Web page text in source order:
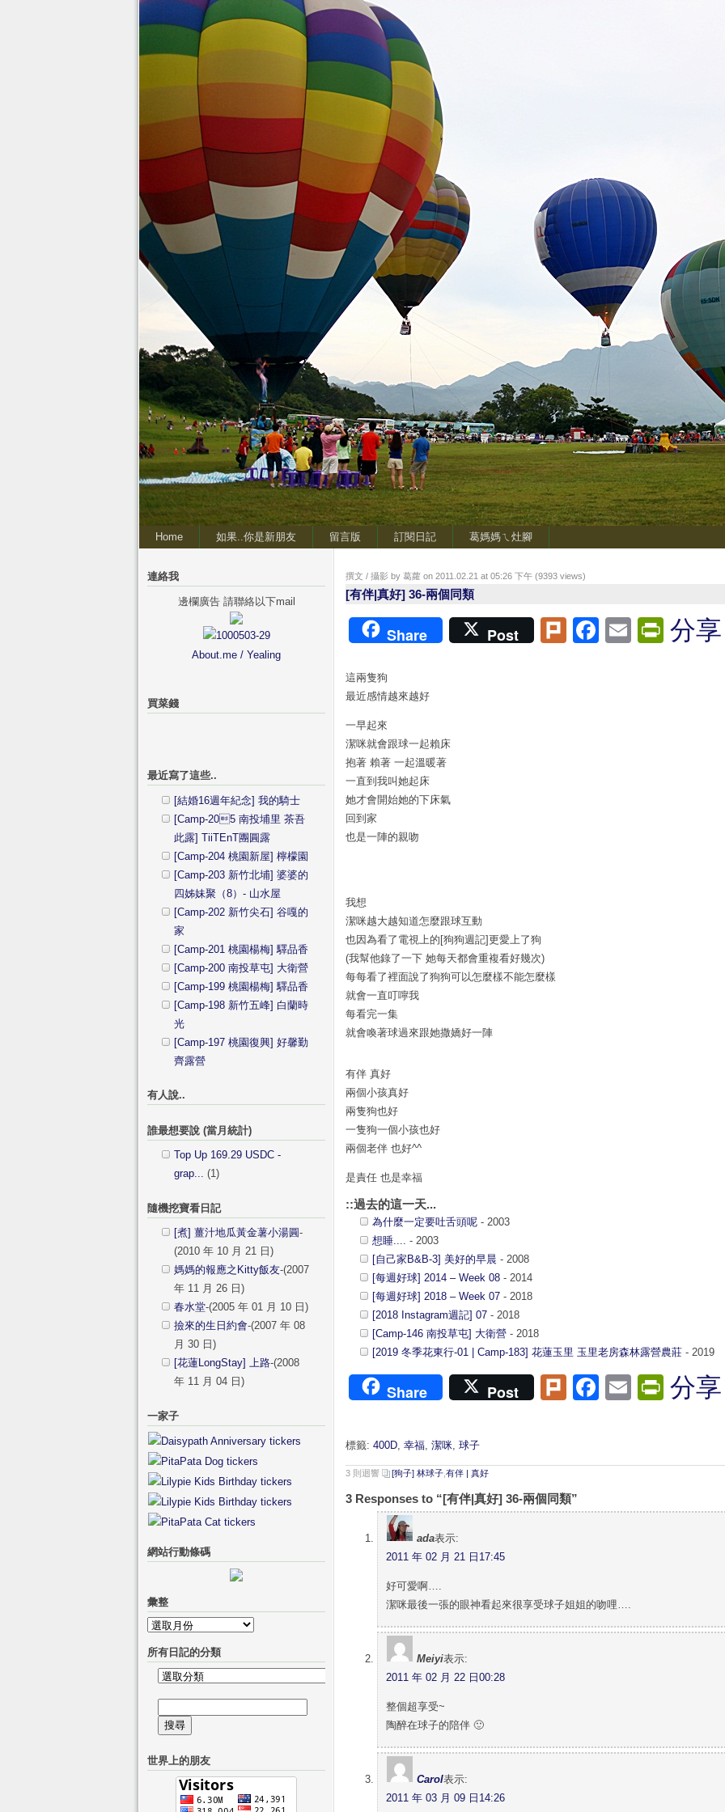
Home 如果..你是新朋友 留言版 訂閱日記 葛媽媽ㄟ灶腳
撰文 / 攝影 by 葛蘿 on 2011.02.21 at 05:26 下午 (9393 views)
[有伴|真好] 36-兩個同類
Share Post PlurkFacebook
Email分享
這兩隻狗
最近感情越來越好
一早起來
潔咪就會跟球一起賴床
抱著 賴著 一起溫暖著
一直到我叫她起床
她才會開始她的下床氣
回到家
也是一陣的親吻
我想
潔咪越大越知道怎麼跟球互動
也因為看了電視上的[狗狗週記]更愛上了狗
(我幫他錄了一下 她每天都會重複看好幾次)
每每看了裡面說了狗狗可以怎麼樣不能怎麼樣
就會一直叮嚀我
每看完一集
就會喚著球過來跟她撒嬌好一陣
有伴 真好
兩個小孩真好
兩隻狗也好
一隻狗一個小孩也好
兩個老伴 也好^^
是責任 也是幸福
::過去的這一天...
為什麼一定要吐舌頭呢 - 2003
想睡.... - 2003
[自己家B&B-3] 美好的早晨 - 2008
[每週好球] 2014 – Week 08 - 2014
[每週好球] 2018 – Week 07 - 2018
[2018 Instagram週記] 07 - 2018
[Camp-146 南投草屯] 大衛營 - 2018
[2019 冬季花東行-01 | Camp-183] 花蓮玉里 玉里老房森林露營農莊 - 2019
Share Post PlurkFacebook
Email分享
標籤: 400D, 幸福, 潔咪, 球子
3 則迴響 [狗子] 林球子 有伴 | 真好
3 Responses to “[有伴|真好] 36-兩個同類”
ada表示:
2011 年 02 月 21 日17:45
好可愛啊….
潔咪最後一張的眼神看起來很享受球子姐姐的吻哩….
Meiyi表示:
2011 年 02 月 22 日00:28
整個超享受~
陶醉在球子的陪伴 🙂
Carol表示:
2011 年 03 月 09 日14:26
連絡我
邊欄廣告 請聯絡以下mail
About.me / Yealing
買菜錢
最近寫了這些..
[結婚16週年紀念] 我的騎士
[Camp-205 南投埔里 茶吾
此露] TiiTEnT團圓露
[Camp-204 桃園新屋] 檸檬園
[Camp-203 新竹北埔] 婆婆的
四姊妹聚（8）- 山水屋
[Camp-202 新竹尖石] 谷嘎的
家
[Camp-201 桃園楊梅] 驛品香
[Camp-200 南投草屯] 大衛營
[Camp-199 桃園楊梅] 驛品香
[Camp-198 新竹五峰] 白蘭時
光
[Camp-197 桃園復興] 好馨勤
齊露營
有人說..
誰最想要說 (當月統計)
Top Up 169.29 USDC -
grap... (1)
隨機挖寶看日記
[煮] 薑汁地瓜黃金薯小湯圓-
(2010 年 10 月 21 日)
媽媽的報應之Kitty飯友-(2007
年 11 月 26 日)
春水堂-(2005 年 01 月 10 日)
撿來的生日約會-(2007 年 08
月 30 日)
[花蓮LongStay] 上路-(2008
年 11 月 04 日)
一家子
網站行動條碼
彙整
彙
整
所有日記的分類
所
日
記
分
尋
鍵
世界上的朋友